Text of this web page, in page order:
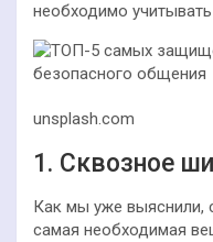
необходимо
unsplash.com
1. Сквозное
Как мы уже выяснили,
самая необходимая